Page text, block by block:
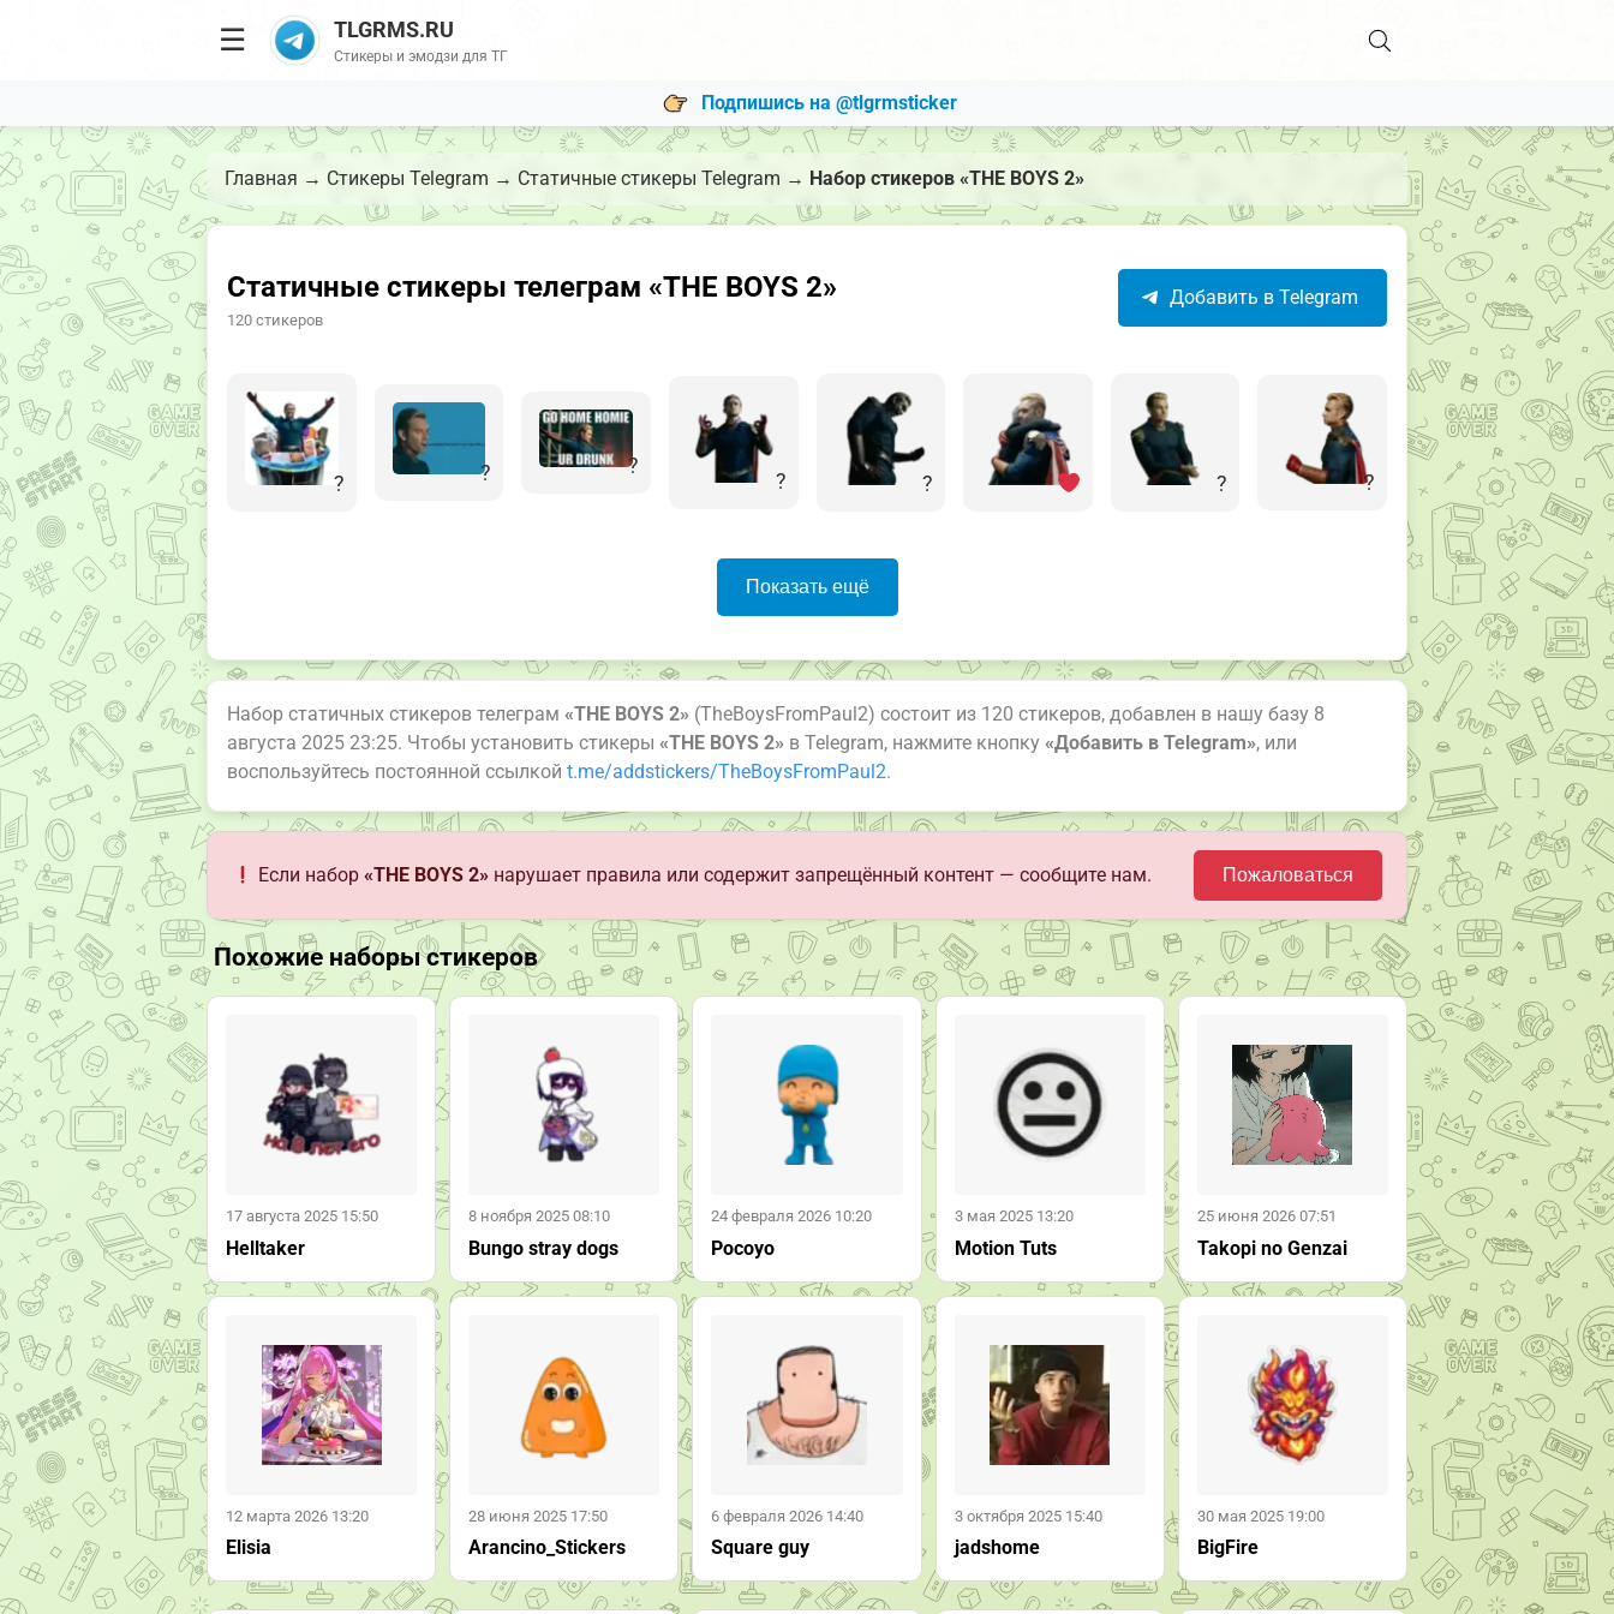
☰ TLGRMS.RU
Стикеры и эмодзи для ТГ
Подпишись на @tlgrmsticker
Главная → Стикеры Telegram → Статичные стикеры Telegram → Набор стикеров «THE BOYS 2»
Статичные стикеры телеграм «THE BOYS 2»
120 стикеров
Добавить в Telegram
? ? ?
? ? ? ?
Показать ещё
Набор статичных стикеров телеграм «THE BOYS 2» (TheBoysFromPaul2) состоит из 120 стикеров, добавлен в нашу базу 8
августа 2025 23:25. Чтобы установить стикеры «THE BOYS 2» в Telegram, нажмите кнопку «Добавить в Telegram», или
воспользуйтесь постоянной ссылкой t.me/addstickers/TheBoysFromPaul2.
Если набор«THE BOYS 2» нарушает правила или содержит запрещённый контент — сообщите нам. Пожаловаться
Похожие наборы стикеров
17 августа 2025 15:50
Helltaker
8 ноября 2025 08:10
Bungo stray dogs
24 февраля 2026 10:20
Pocoyo
3 мая 2025 13:20
Motion Tuts
25 июня 2026 07:51
Takopi no Genzai
12 марта 2026 13:20
Elisia
28 июня 2025 17:50
Arancino_Stickers
6 февраля 2026 14:40
Square guy
3 октября 2025 15:40
jadshome
30 мая 2025 19:00
BigFire